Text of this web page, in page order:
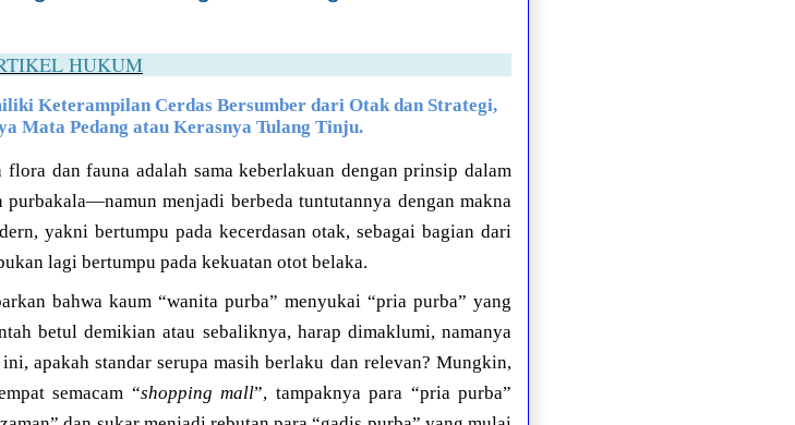
HUKUM
Keterampilan Cerdas Bersumber dari Otak dan Strategi,
Mata Pedang atau Kerasnya Tulang Tinju.
flora dan fauna adalah sama keberlakuan dengan prinsip dalam
purbakala—namun menjadi berbeda tuntutannya dengan makna
yakni bertumpu pada kecerdasan otak, sebagai bagian dari
lagi bertumpu pada kekuatan otot belaka.
bahwa kaum “wanita purba” menyukai “pria purba” yang
betul demikian atau sebaliknya, harap dimaklumi, namanya
apakah standar serupa masih berlaku dan relevan? Mungkin,
semacam “shopping mall”, tampaknya para “pria purba”